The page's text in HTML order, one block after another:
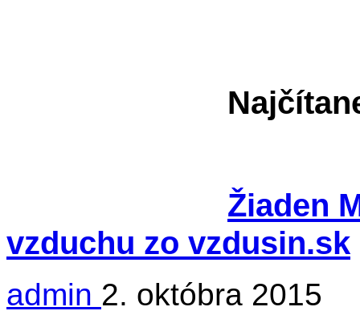
Žiaden
vzduchu zo vzdusin.sk
admin 2. októbra 2015